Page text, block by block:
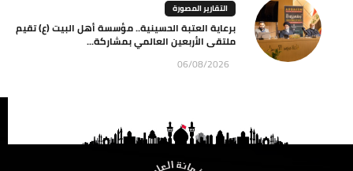
التقارير المصورة
برعاية العتبة الحسينية.. مؤسسة أهل البيت (ع) تقيم
ملتقى الأربعين العالمي بمشاركة...
06/08/2026